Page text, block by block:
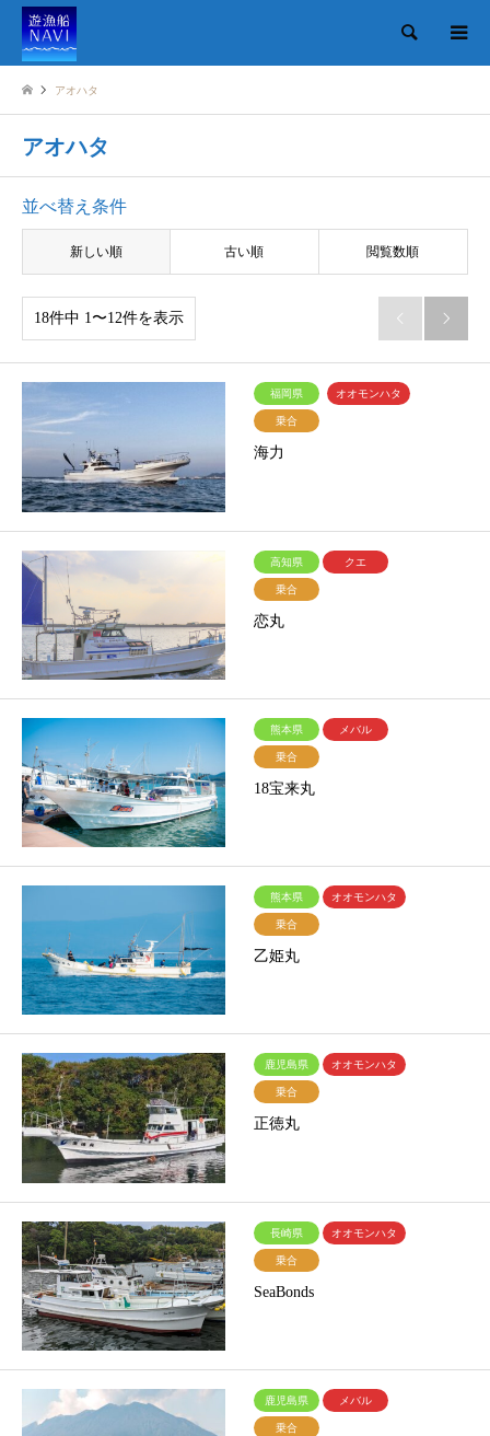
検索
アオハタ
アオハタ
並べ替え条件
新しい順 古い順 閲覧数順
18件中 1〜12件を表示  
福岡県 オオモンハタ
乗合
海力
高知県 クエ
乗合
恋丸
熊本県 メバル
乗合
18宝来丸
熊本県 オオモンハタ
乗合
乙姫丸
鹿児島県 オオモンハタ
乗合
正徳丸
長崎県 オオモンハタ
乗合
SeaBonds
鹿児島県 メバル
乗合